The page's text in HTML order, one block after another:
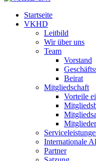
Startseite
VKHD
Leitbild
Wir über uns
Team
Vorstand
Beirat
Mitgliedschaft
Vorteile
Internationale
Partner